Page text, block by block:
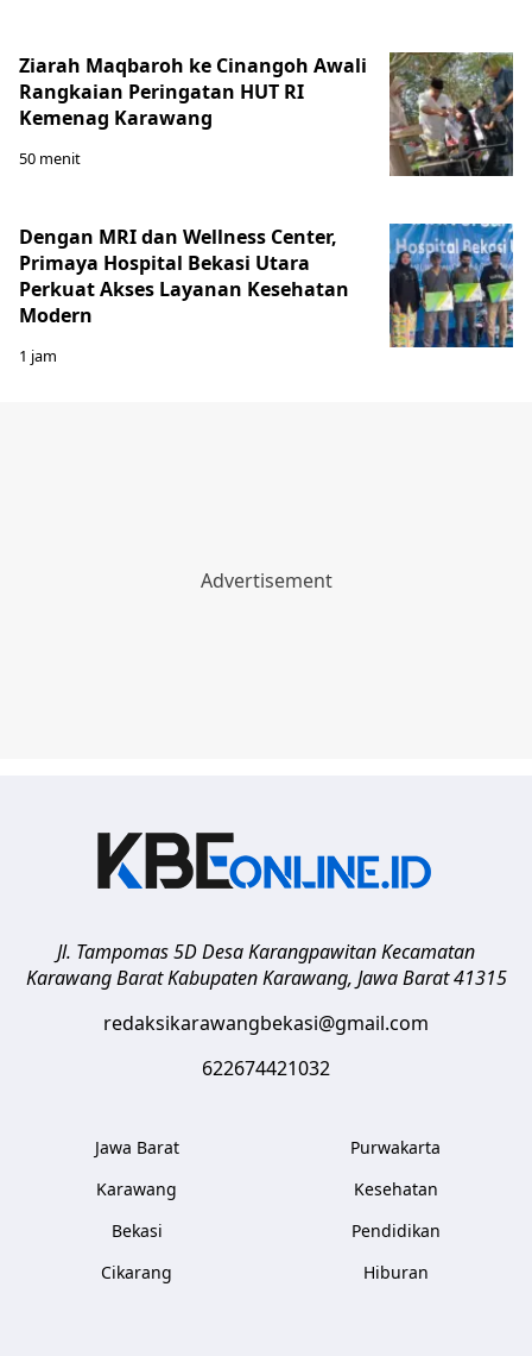
Ziarah Maqbaroh ke Cinangoh Awali
Rangkaian Peringatan HUT RI
Kemenag Karawang
50 menit
Dengan MRI dan Wellness Center,
Primaya Hospital Bekasi Utara
Perkuat Akses Layanan Kesehatan
Modern
1 jam
Jl. Tampomas 5D Desa Karangpawitan Kecamatan
Karawang Barat Kabupaten Karawang, Jawa Barat 41315
redaksikarawangbekasi@gmail.com
622674421032
Jawa Barat
Karawang
Bekasi
Cikarang
Purwakarta
Kesehatan
Pendidikan
Hiburan